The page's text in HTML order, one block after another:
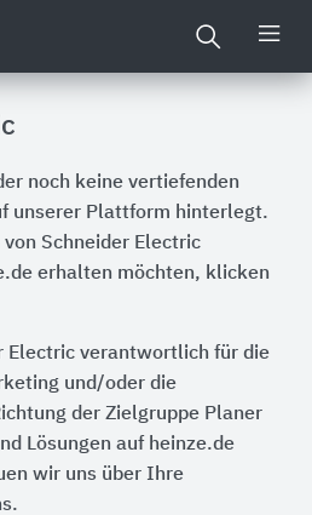
noch keine vertiefenden
unserer Plattform hinterlegt.
Schneider Electric
erhalten möchten, klicken
Electric verantwortlich für die
und/oder die
der Zielgruppe Planer
Lösungen auf heinze.de
wir uns über Ihre